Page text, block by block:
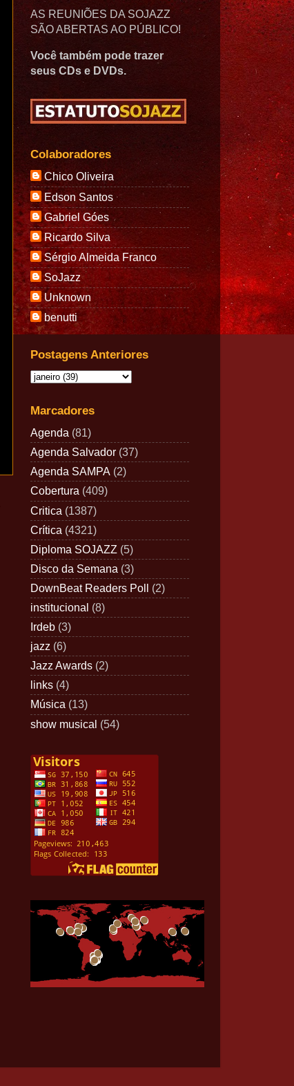
AS REUNIÕES DA SOJAZZ
SÃO ABERTAS AO PÚBLICO!
Você também pode trazer
seus CDs e DVDs.
Colaboradores
Chico Oliveira
Edson Santos
Gabriel Góes
Ricardo Silva
Sérgio Almeida Franco
SoJazz
Unknown
benutti
Postagens Anteriores
Marcadores
Agenda (81)
Agenda Salvador (37)
Agenda SAMPA (2)
Cobertura (409)
Critica (1387)
Crítica (4321)
Diploma SOJAZZ (5)
Disco da Semana (3)
DownBeat Readers Poll (2)
institucional (8)
Irdeb (3)
jazz (6)
Jazz Awards (2)
links (4)
Música (13)
show musical (54)